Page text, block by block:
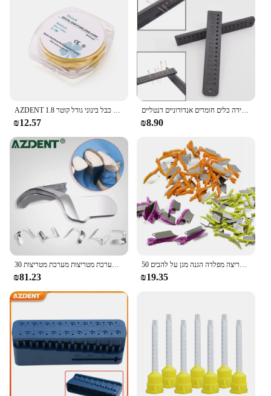
₪12.57
סרגל מדידה דנטלי מדידת טווח מכשירים עם טמפרטורות גבוהות בקנה מידה כלים חומרים אנדודוניים דנטליים
₪8.90
₪81.23 ₪19.35